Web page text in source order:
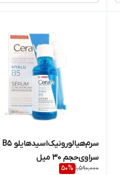
سرم‌هیالورونیک‌اسیدهایلو B5
سراوی‌حجم 30 میل
1,590,000
50%